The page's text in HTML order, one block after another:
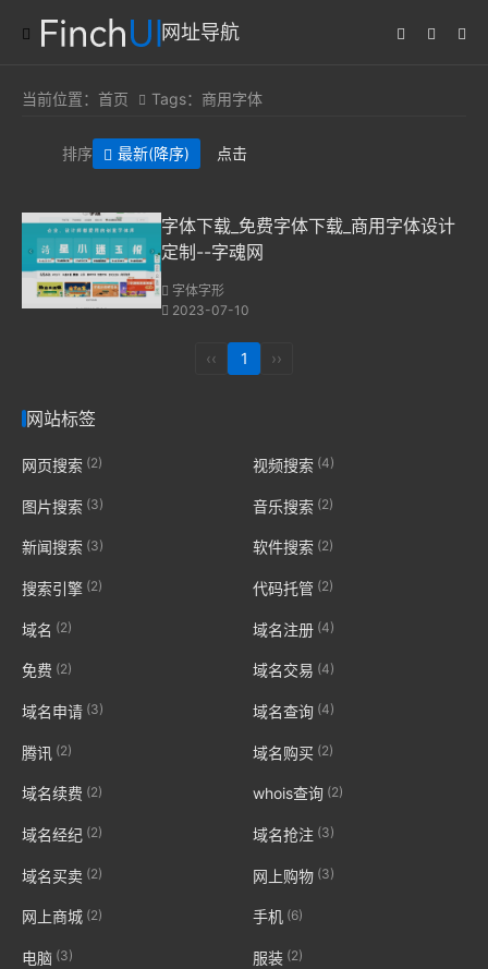
网址导航
当前位置： 首页 Tags：商用字体
排序 最新(降序) 点击
字体下载_免费字体下载_商用字体设计
定制--字魂网
字体字形
2023-07-10
‹‹ 1 ››
网站标签
网页搜索 (2) 视频搜索 (4)
图片搜索 (3) 音乐搜索 (2)
新闻搜索 (3) 软件搜索 (2)
搜索引擎 (2) 代码托管 (2)
域名 (2) 域名注册(4)
免费 (2) 域名交易 (4)
域名申请 (3) 域名查询(4)
腾讯 (2) 域名购买 (2)
域名续费 (2) whois查询(2)
域名经纪 (2) 域名抢注 (3)
域名买卖 (2) 网上购物(3)
网上商城 (2) 手机 (6)
电脑 (3) 服装(2)